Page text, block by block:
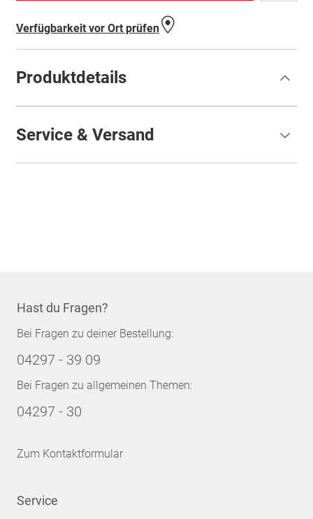
Verfügbarkeit vor Ort prüfen
Produktdetails
Service & Versand
Hast du Fragen?
Bei Fragen zu deiner Bestellung:
04297 - 39 09
Bei Fragen zu allgemeinen Themen:
04297 - 30
Zum Kontaktformular
Service